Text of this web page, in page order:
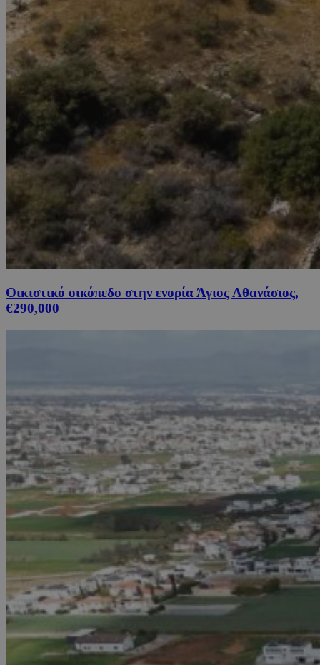
Οικιστικό οικόπεδο στην ενορία Άγιος Αθανάσιος,
€290,000